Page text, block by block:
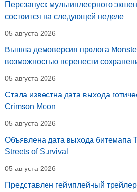
Перезапуск мультиплеерного
состоится на следующей неделе
05 августа 2026
Вышла демоверсия пролога
возможностью перенести
05 августа 2026
Стала известна дата выхода
Crimson Moon
05 августа 2026
Объявлена дата выхода битемапа
Streets of Survival
05 августа 2026
Представлен геймплейный